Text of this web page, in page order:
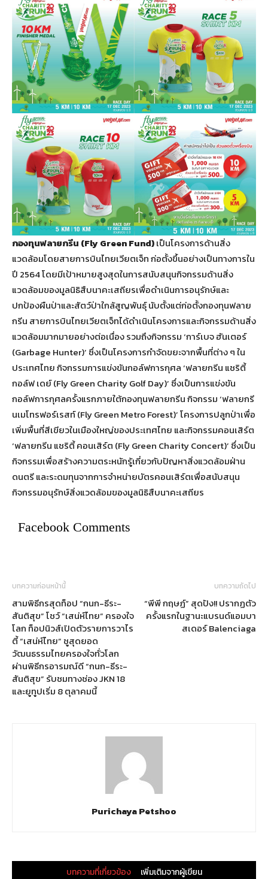
กองทุนฟลายกรีน (Fly Green Fund)เป็นโครงการด้านสิ่ง
แวดล้อมโดยสายการบินไทยเวียตเจ็ท ก่อตั้งขึ้นอย่างเป็นทางการใน
ปี 2564 โดยมีเป้าหมายสูงสุดในการสนับสนุนกิจกรรมด้านสิ่ง
แวดล้อมของมูลนิธิสืบนาคะเสถียรเพื่อดำเนินการอนุรักษ์และ
ปกป้องผืนป่าและสัตว์ป่าใกล้สูญพันธุ์ นับตั้งแต่ก่อตั้งกองทุนฟลาย
กรีน สายการบินไทยเวียตเจ็ทได้ดำเนินโครงการและกิจกรรมด้านสิ่ง
แวดล้อมมากมายอย่างต่อเนื่อง รวมถึงกิจกรรม ‘การ์เบจ ฮันเตอร์
(Garbage Hunter)’ ซึ่งเป็นโครงการกำจัดขยะจากพื้นที่ต่าง ๆ ใน
ประเทศไทย กิจกรรมการแข่งขันกอล์ฟการกุศล ‘ฟลายกรีน แชริตี้
กอล์ฟ เดย์ (Fly Green Charity Golf Day)’ ซึ่งเป็นการแข่งขัน
กอล์ฟการกุศลครั้งแรกภายใต้กองทุนฟลายกรีน กิจกรรม ‘ฟลายกรี
นเมโทรฟอร์เรสท์ (Fly Green Metro Forest)’ โครงการปลูกป่าเพื่อ
เพิ่มพื้นที่สีเขียวในเมืองใหญ่ของประเทศไทย และกิจกรรมคอนเสิร์ต
‘ฟลายกรีน แชริตี้ คอนเสิร์ต (Fly Green Charity Concert)’ ซึ่งเป็น
กิจกรรมเพื่อสร้างความตระหนักรู้เกี่ยวกับปัญหาสิ่งแวดล้อมฝ่าน
ดนตรี และระดมทุนจากการจำหน่ายบัตรคอนเสิร์ตเพื่อสนับสนุน
กิจกรรมอนุรักษ์สิ่งแวดล้อมของมูลนิธิสืบนาคะเสถียร
Facebook Comments
บทความก่อนหน้านี้
สามพิธีกรสุดท็อป “กนก-ธีระ-
สันติสุข” โชว์ “เสน่ห์ไทย” ครองใจ
โลก ท็อปนิวส์เปิดตัวรายการวาไร
ตี้ “เสน่ห์ไทย” ชูสุดยอด
วัฒนธรรมไทยครองใจทั่วโลก
ผ่านพิธีกรอารมณ์ดี “กนก-ธีระ-
สันติสุข” รับชมทางช่อง JKN 18
และยูทูปเริ่ม 8 ตุลาคมนี้
บทความถัดไป
“พีพี กฤษฏ์” สุดปัง!! ปรากฏตัว
ครั้งแรกในฐานะแบรนด์แอมบา
สเดอร์ Balenciaga
Purichaya Petshoo
บทความที่เกี่ยวข้อง เพิ่มเติมจากผู้เขียน